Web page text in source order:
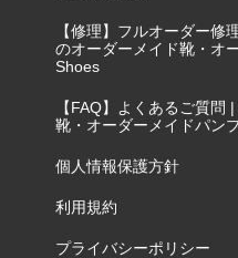
【修理】フルオーダー修
のオーダーメイド靴・オ
Shoes
【FAQ】よくあるご質問
靴・オーダーメイドパン
個人情報保護方針
利用規約
プライバシーポリシー